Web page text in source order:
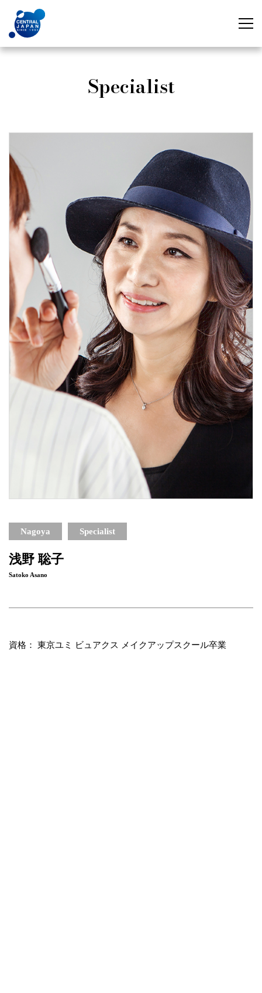
Specialist
Nagoya Specialist
浅野 聡子
Satoko Asano
資格： 東京ユミ ビュアクス メイクアップスクール卒業